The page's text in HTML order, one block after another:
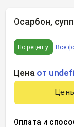
Осарбон,
По рецепту Все
Цена от
Оплата и